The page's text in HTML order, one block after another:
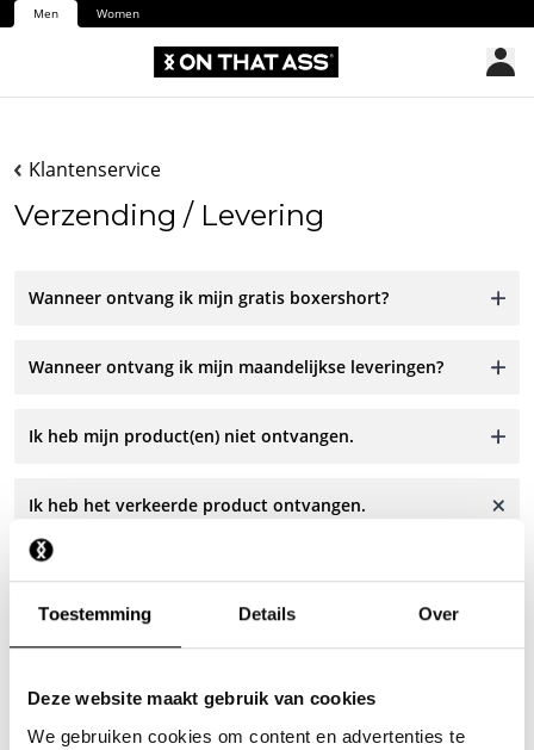
Toestemming Details Over
Deze website maakt gebruik van cookies
We gebruiken cookies om content en advertenties te
Men Women
Klantenservice
Verzending / Levering
Wanneer ontvang ik mijn gratis boxershort?
Wanneer ontvang ik mijn maandelijkse leveringen?
Ik heb mijn product(en) niet ontvangen.
Ik heb het verkeerde product ontvangen.